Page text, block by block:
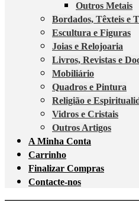
Outros Metais
Bordados, Têxteis e
Escultura e Figuras
Joias e Relojoaria
Livros, Revistas e
Mobiliário
Quadros e Pintura
Religião e
Vidros e Cristais
Outros Artigos
A Minha Conta
Carrinho
Finalizar Compras
Contacte-nos